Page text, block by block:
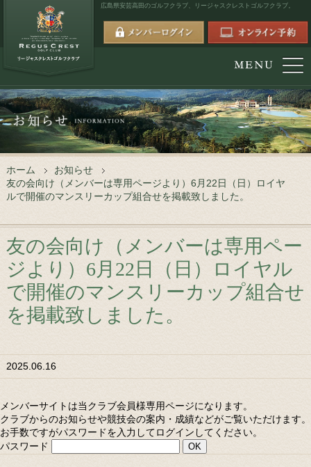
広島県安芸高田のゴルフクラブ、 リージャスクレストゴルフクラブ。
ホーム
お知らせ
友の会向け（メンバーは専用ページより）6月22日（日）ロイヤ
ルで開催のマンスリーカップ組合せを掲載致しました。
友の会向け（メンバーは専用ペー
ジより）6月22日（日）ロイヤル
で開催のマンスリーカップ組合せ
を掲載致しました。
2025.06.16
メンバーサイトは当クラブ会員様専用ページになります。
クラブからのお知らせや競技会の案内・成績などがご覧いただけます。
お手数ですがパスワードを入力してログインしてください。
パスワード